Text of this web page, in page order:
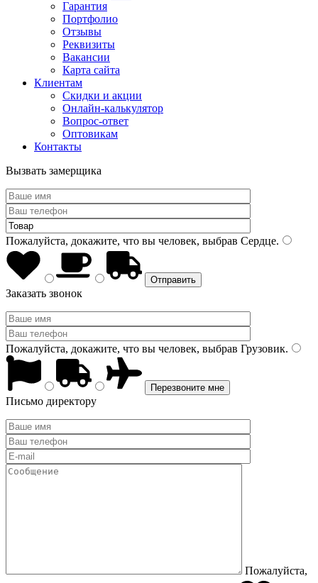
Гарантия
Портфолио
Отзывы
Реквизиты
Вакансии
Карта сайта
Клиентам
Скидки и акции
Онлайн-калькулятор
Вопрос-ответ
Оптовикам
Контакты
Вызвать замерщика
Пожалуйста, докажите, что вы человек, выбрав Сердце.
Заказать звонок
Пожалуйста, докажите, что вы человек, выбрав Грузовик.
Письмо директору
Пожалуйста,